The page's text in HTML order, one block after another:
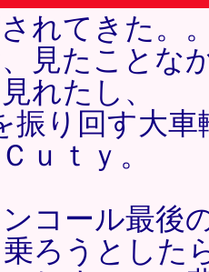
れてきた。
見たことな
れたし、
振り回す大
ｕｔｙ。
コール最後
ろうとした